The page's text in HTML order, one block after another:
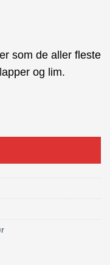
som de aller fleste
og lim.